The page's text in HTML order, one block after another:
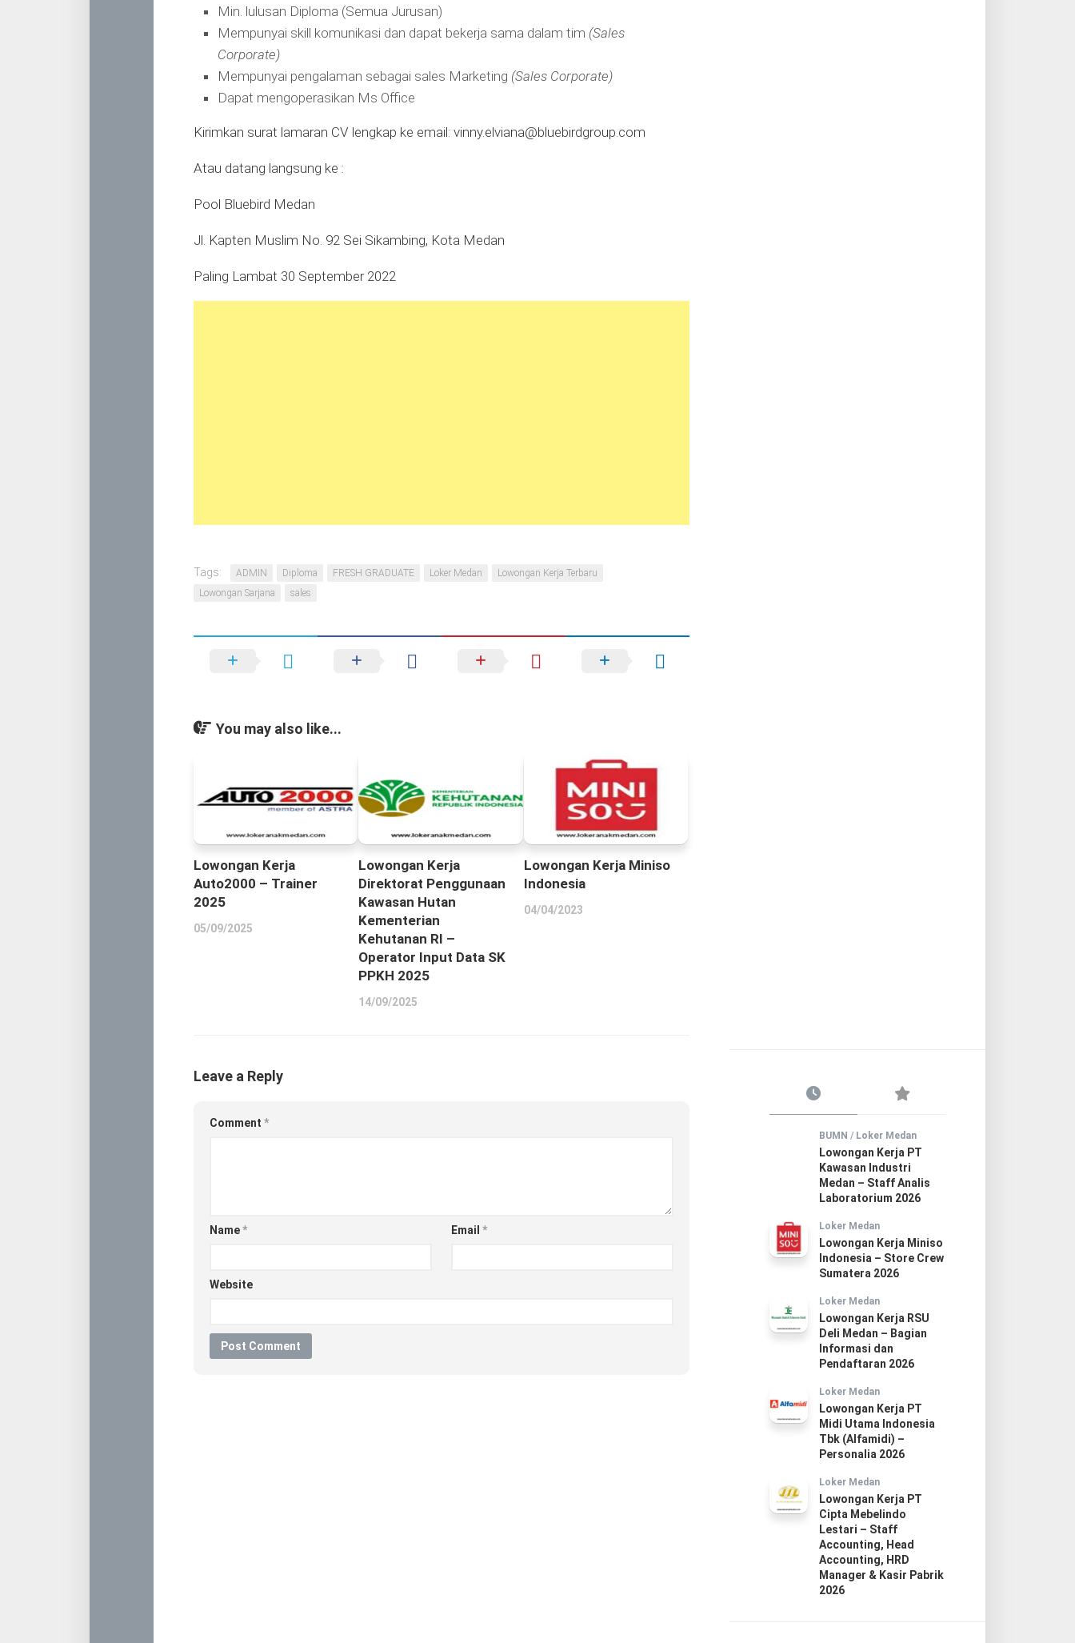
Min. lulusan Diploma (Semua Jurusan)
Mempunyai skill komunikasi dan dapat bekerja sama dalam tim (Sales
Corporate)
Mempunyai pengalaman sebagai sales Marketing (Sales Corporate)
Dapat mengoperasikan Ms Office
Kirimkan surat lamaran CV lengkap ke email: vinny.elviana@bluebirdgroup.com
Atau datang langsung ke :
Pool Bluebird Medan
Jl. Kapten Muslim No. 92 Sei Sikambing, Kota Medan
Paling Lambat 30 September 2022
Tags: ADMIN Diploma FRESH GRADUATE Loker Medan
Lowongan Kerja Terbaru
Lowongan Sarjana
sales
You may also like...
Lowongan Kerja
Auto2000 – Trainer
2025
05/09/2025
Lowongan Kerja
Direktorat Penggunaan
Kawasan Hutan
Kementerian
Kehutanan RI –
Operator Input Data SK
PPKH 2025
14/09/2025
Lowongan Kerja Miniso
Indonesia
04/04/2023
Leave a Reply
Comment *
Name* Email *
Website
BUMN / Loker Medan
Lowongan Kerja PT
Kawasan Industri
Medan – Staff Analis
Laboratorium 2026
Loker Medan
Lowongan Kerja Miniso
Indonesia – Store Crew
Sumatera 2026
Loker Medan
Lowongan Kerja RSU
Deli Medan – Bagian
Informasi dan
Pendaftaran 2026
Loker Medan
Lowongan Kerja PT
Midi Utama Indonesia
Tbk (Alfamidi) –
Personalia 2026
Loker Medan
Lowongan Kerja PT
Cipta Mebelindo
Lestari – Staff
Accounting, Head
Accounting, HRD
Manager & Kasir Pabrik
2026